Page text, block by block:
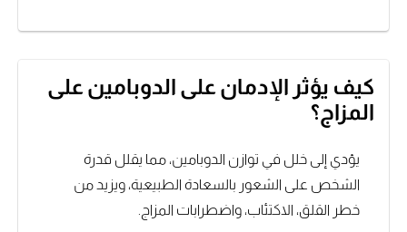
كيف يؤثر الإدمان على الدوبامين على
المزاج؟
يؤدي إلى خلل في توازن الدوبامين، مما يقلل قدرة
الشخص على الشعور بالسعادة الطبيعية، ويزيد من
خطر القلق، الاكتئاب، واضطرابات المزاج.